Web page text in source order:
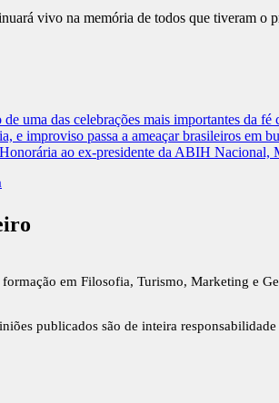
vivo na memória de todos que tiveram o
uma das celebrações mais importantes da fé
e improviso passa a ameaçar brasileiros em
ao ex-presidente da ABIH Nacional,
em Filosofia, Turismo, Marketing e
publicados são de inteira